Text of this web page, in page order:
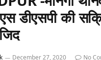
डीएसपी की
December 27, 2020
No